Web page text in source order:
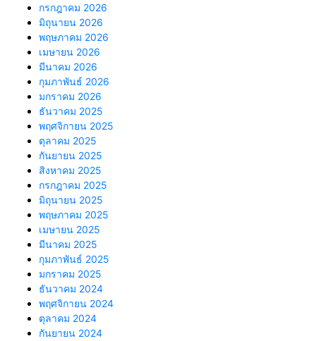
กรกฎาคม 2026
มิถุนายน 2026
พฤษภาคม 2026
เมษายน 2026
มีนาคม 2026
กุมภาพันธ์ 2026
มกราคม 2026
ธันวาคม 2025
พฤศจิกายน 2025
ตุลาคม 2025
กันยายน 2025
สิงหาคม 2025
กรกฎาคม 2025
มิถุนายน 2025
พฤษภาคม 2025
เมษายน 2025
มีนาคม 2025
กุมภาพันธ์ 2025
มกราคม 2025
ธันวาคม 2024
พฤศจิกายน 2024
ตุลาคม 2024
กันยายน 2024